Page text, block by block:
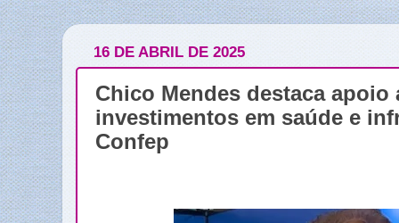
16 DE ABRIL DE 2025
Chico Mendes destaca
investimentos em saúde e
Confep